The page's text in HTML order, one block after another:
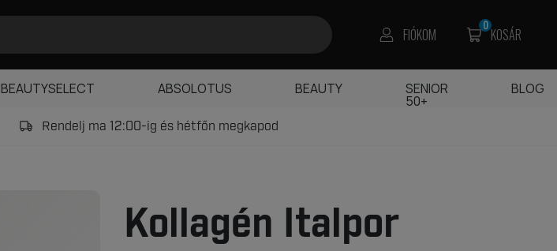
Rendelj ma 12:00-ig és hétfőn megkapod
Kollagén Italpor
FIÓKOM KOSÁR
0
BEAUTYSELECT ABSOLOTUS BEAUTY SENIOR
50+
BLOG